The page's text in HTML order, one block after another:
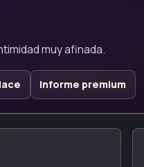
muy afinada.
Informe premium